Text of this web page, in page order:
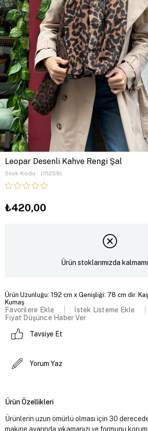
Leopar Desenli Kahve Rengi Şal
Stok Kodu (15259)
₺420,00
Ürün stoklarımızda
Ürün Uzunluğu: 192 cm x Genişliği: 78 cm dir.
Kumaş
Favorilere Ekle
İstek Listeme Ekle
Fiyat Düşünce Haber Ver
Tavsiye Et
Yorum Yaz
Ürün Özellikleri
Ürünlerin uzun ömürlü olması için 30
makine ayarında yıkamanızı ve formunu